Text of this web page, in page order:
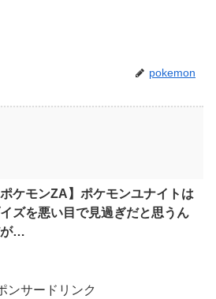
pokemon
ポケモンZA】ポケモンユナイトは
ズを悪い目で見過ぎだと思うん
が…
ンサードリンク